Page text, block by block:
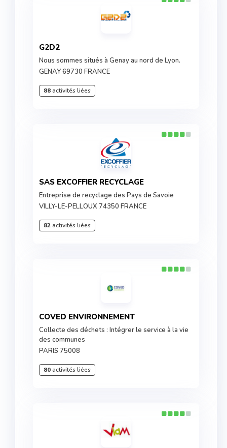
G2D2
Nous sommes situés à Genay au nord de Lyon.
GENAY 69730 FRANCE
88activités liées
SAS EXCOFFIER RECYCLAGE
Entreprise de recyclage des Pays de Savoie
VILLY-LE-PELLOUX 74350 FRANCE
82activités liées
COVED ENVIRONNEMENT
Collecte des déchets : Intégrer le service à la vie
des communes
PARIS 75008
80activités liées